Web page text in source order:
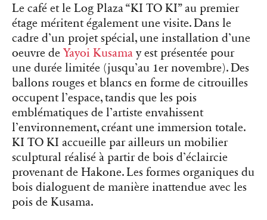
Le café et le Log Plaza “KI TO KI” au premier
étage méritent également une visite. Dans le
cadre d’un projet spécial, une installation d’une
oeuvre de Yayoi Kusama y est présentée pour
une durée limitée (jusqu’au 1er novembre). Des
ballons rouges et blancs en forme de citrouilles
occupent l’espace, tandis que les pois
emblématiques de l’artiste envahissent
l’environnement, créant une immersion totale.
KI TO KI accueille par ailleurs un mobilier
sculptural réalisé à partir de bois d’éclaircie
provenant de Hakone. Les formes organiques du
bois dialoguent de manière inattendue avec les
pois de Kusama.